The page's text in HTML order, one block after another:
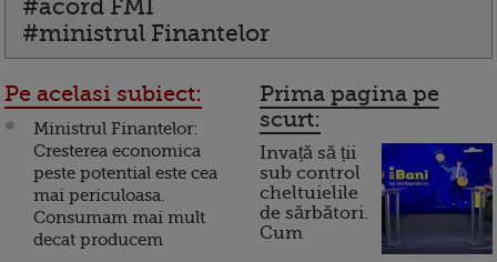
#acord FMI
#ministrul Finantelor
Pe acelasi subiect:
Ministrul Finantelor:
Cresterea economica
peste potential este cea
mai periculoasa.
Consumam mai mult
decat producem
Prima pagina pe
scurt:
Invață să ții
sub control
cheltuielile
de sărbători.
Cum